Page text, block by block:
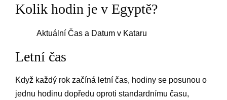
Kolik hodin je v Egyptě?
Aktuální Čas a Datum v Kataru
Letní čas
Když každý rok začíná letní čas, hodiny se posunou o
jednu hodinu dopředu oproti standardnímu času,